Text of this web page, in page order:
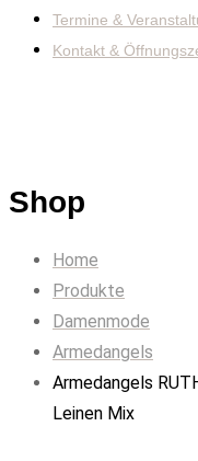
Termine &
Kontakt &
Shop
Home
Produkte
Damenmode
Armedangels
Armedangels
Leinen Mix